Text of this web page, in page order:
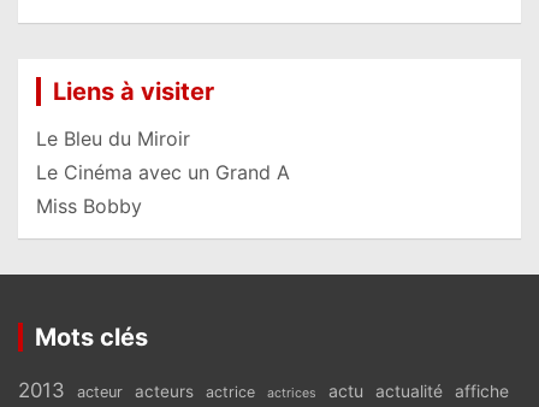
Liens à visiter
Le Bleu du Miroir
Le Cinéma avec un Grand A
Miss Bobby
Mots clés
2013 acteur acteurs actrice actrices actu actualité affiche